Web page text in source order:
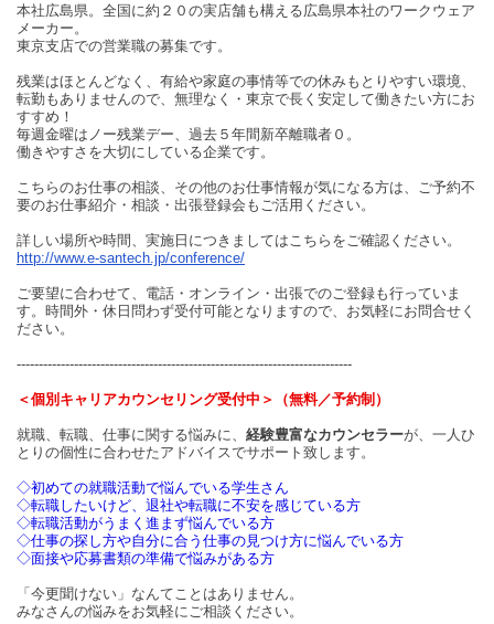
本社広島県。全国に約２０の実店舗も構える広島県本社のワークウェア
メーカー。
東京支店での営業職の募集です。
残業はほとんどなく、有給や家庭の事情等での休みもとりやすい環境、
転勤もありませんので、無理なく・東京で長く安定して働きたい方にお
すすめ！
毎週金曜はノー残業デー、過去５年間新卒離職者０。
働きやすさを大切にしている企業です。
こちらのお仕事の相談、その他のお仕事情報が気になる方は、ご予約不
要のお仕事紹介・相談・出張登録会もご活用ください。
詳しい場所や時間、実施日につきましてはこちらをご確認ください。
http://www.e-santech.jp/conference/
ご要望に合わせて、電話・オンライン・出張でのご登録も行っていま
す。時間外・休日問わず受付可能となりますので、お気軽にお問合せく
ださい。
----------------------------------------------------------------------------
＜個別キャリアカウンセリング受付中＞（無料／予約制）
就職、転職、仕事に関する悩みに、 経験豊富なカウンセラーが、一人ひ
とりの個性に合わせたアドバイスでサポート致します。
◇初めての就職活動で悩んでいる学生さん
◇転職したいけど、退社や転職に不安を感じている方
◇転職活動がうまく進まず悩んでいる方
◇仕事の探し方や自分に合う仕事の見つけ方に悩んでいる方
◇面接や応募書類の準備で悩みがある方
「今更聞けない」なんてことはありません。
みなさんの悩みをお気軽にご相談ください。